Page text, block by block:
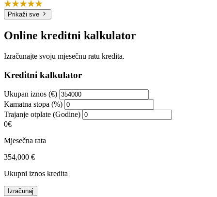
Prikaži sve
Online kreditni kalkulator
Izračunajte svoju mjesečnu ratu kredita.
Kreditni kalkulator
Ukupan iznos (€)
Kamatna stopa (%)
Trajanje otplate (Godine)
0€
Mjesečna rata
354,000 €
Ukupni iznos kredita
Izračunaj